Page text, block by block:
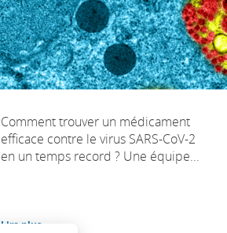
Comment trouver un médicament
efficace contre le virus SARS-CoV-2
en un temps record ? Une équipe...
Lire plus